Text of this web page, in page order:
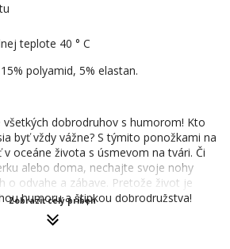
teplote 40 ° C
polyamid, 5% elastan.
všetkých dobrodruhov s humorom! Kto
byť vždy vážne? S týmito ponožkami na
oceáne života s úsmevom na tvári. Či
alebo doma, nechajte svoje nohy
o odvahe a zábave. Pretože život je
humoru a štipkou dobrodružstva!
Zobraziť celý príbeh